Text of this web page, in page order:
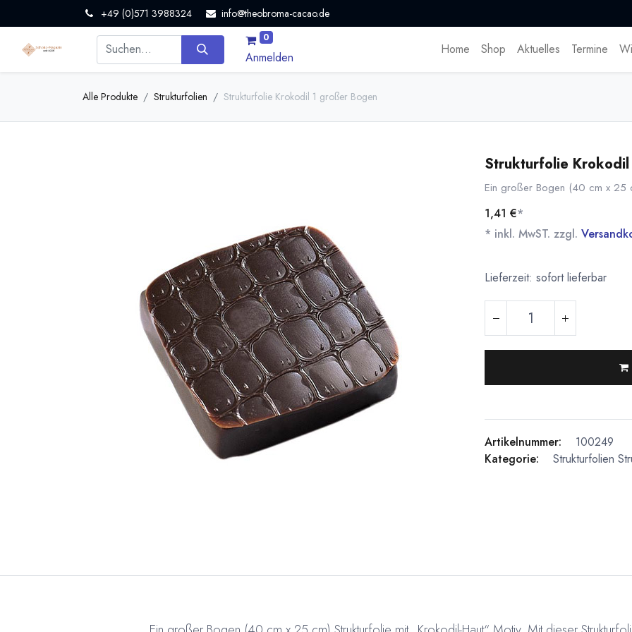
+49 (0)571 3988324 info@theobroma-cacao.de
0
Anmelden
Home Shop Aktuelles Termine
Alle Produkte Strukturfolien Strukturfolie Krokodil 1 großer Bogen
Strukturfolie
Ein großer Bogen (40 cm x 25
1,41 €*
* inkl. MwST. zzgl.
Lieferzeit: sofort lieferbar
Artikelnummer:
100249
Kategorie:
Strukturfolien